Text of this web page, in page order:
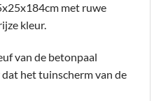
met ruwe
kleur.
van de betonpaal
het tuinscherm van de